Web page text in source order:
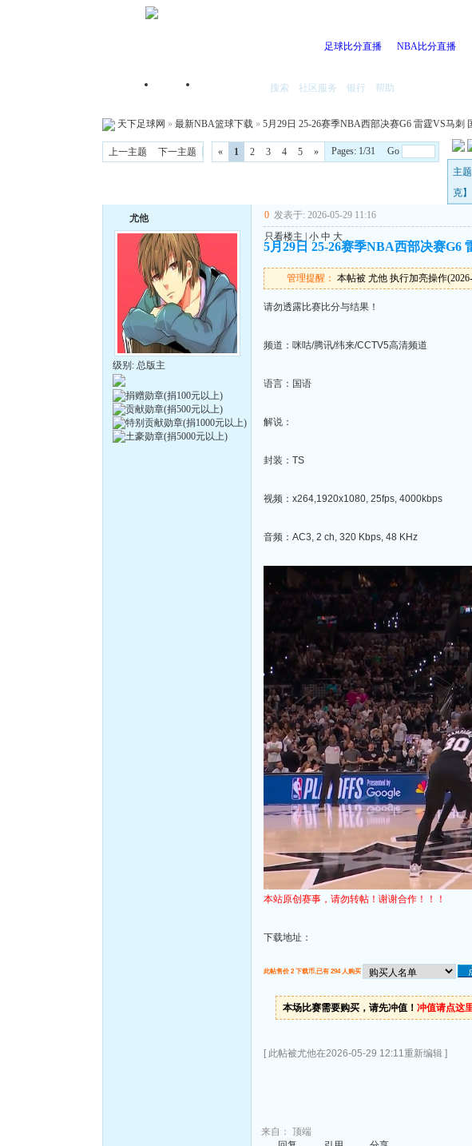
足球比分直播 NBA比分直播
首页 搜索 社区服务 银行 帮助
天下足球网 » 最新NBA篮球下载 » 5月29日 25-26赛季NBA西部决赛G6 雷霆VS马刺
上一主题 下一主题 « 1 2 3 4 5 »
Pages: 1/31 Go
主
克】
尤他
级别: 总版主
0 发表于: 2026-05-29 11:16
只看楼主
小 中 大
5月29日 25-26赛季NBA西部决赛G6
管理提醒： 本帖被 尤他 执行加亮操作
请勿透露比赛比分与结果！
频道：咪咕/腾讯/纬来/CCTV5高清频道
语言：国语
解说：
封装：TS
视频：x264,1920x1080, 25fps, 4000kbps
音频：AC3, 2 ch, 320 Kbps, 48 KHz
本站原创赛事，请勿转帖！谢谢合作！！！
下载地址：
此帖售价 2 下载币,已有 294 人购买
本场比赛需要购买，请先冲值！ 冲值请点这
[ 此帖被尤他在2026-05-29 12:11重新编辑 ]
来自： 顶端